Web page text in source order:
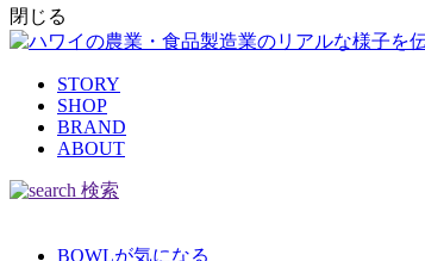
閉じる
STORY
SHOP
BRAND
ABOUT
検索
BOWLが気になる